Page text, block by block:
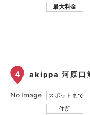
最大料金
4 akippa 河原口
スポットまで
住所
No Image